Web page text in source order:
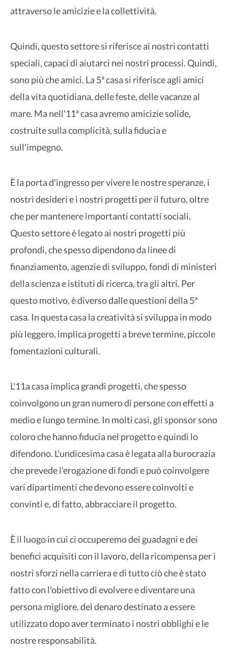
attraverso le amicizie e la collettività.
Quindi, questo settore si riferisce ai nostri contatti
speciali, capaci di aiutarci nei nostri processi. Quindi,
sono più che amici. La 5ª casa si riferisce agli amici
della vita quotidiana, delle feste, delle vacanze al
mare. Ma nell'11ª casa avremo amicizie solide,
costruite sulla complicità, sulla fiducia e
sull'impegno.
È la porta d'ingresso per vivere le nostre speranze, i
nostri desideri e i nostri progetti per il futuro, oltre
che per mantenere importanti contatti sociali.
Questo settore è legato ai nostri progetti più
profondi, che spesso dipendono da linee di
finanziamento, agenzie di sviluppo, fondi di ministeri
della scienza e istituti di ricerca, tra gli altri. Per
questo motivo, è diverso dalle questioni della 5ª
casa. In questa casa la creatività si sviluppa in modo
più leggero, implica progetti a breve termine, piccole
fomentazioni culturali.
L'11a casa implica grandi progetti, che spesso
coinvolgono un gran numero di persone con effetti a
medio e lungo termine. In molti casi, gli sponsor sono
coloro che hanno fiducia nel progetto e quindi lo
difendono. L'undicesima casa è legata alla burocrazia
che prevede l'erogazione di fondi e può coinvolgere
vari dipartimenti che devono essere coinvolti e
convinti e, di fatto, abbracciare il progetto.
È il luogo in cui ci occuperemo dei guadagni e dei
benefici acquisiti con il lavoro, della ricompensa per i
nostri sforzi nella carriera e di tutto ciò che è stato
fatto con l'obiettivo di evolvere e diventare una
persona migliore, del denaro destinato a essere
utilizzato dopo aver terminato i nostri obblighi e le
nostre responsabilità.